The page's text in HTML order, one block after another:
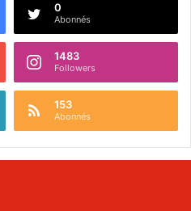
0
Abonnés
1483
Followers
153
Abonnés